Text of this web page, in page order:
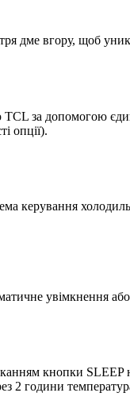
дме вгору, щоб
за допомогою
опції).
керування
увімкнення
кнопки SLEEP
2 години